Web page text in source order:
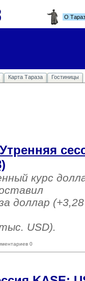
О
Карта Тараза Гостиницы
курс
доллар
USD).
0